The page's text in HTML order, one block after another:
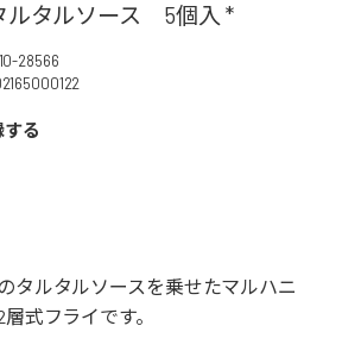
タルソース 5個入 *
28566
る
タルタルソースを乗せたマルハニ
式フライです。